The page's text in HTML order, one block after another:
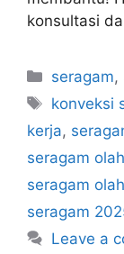
konsultasi
seragam,
konveksi
kerja,
seragam
seragam
seragam
Leave a